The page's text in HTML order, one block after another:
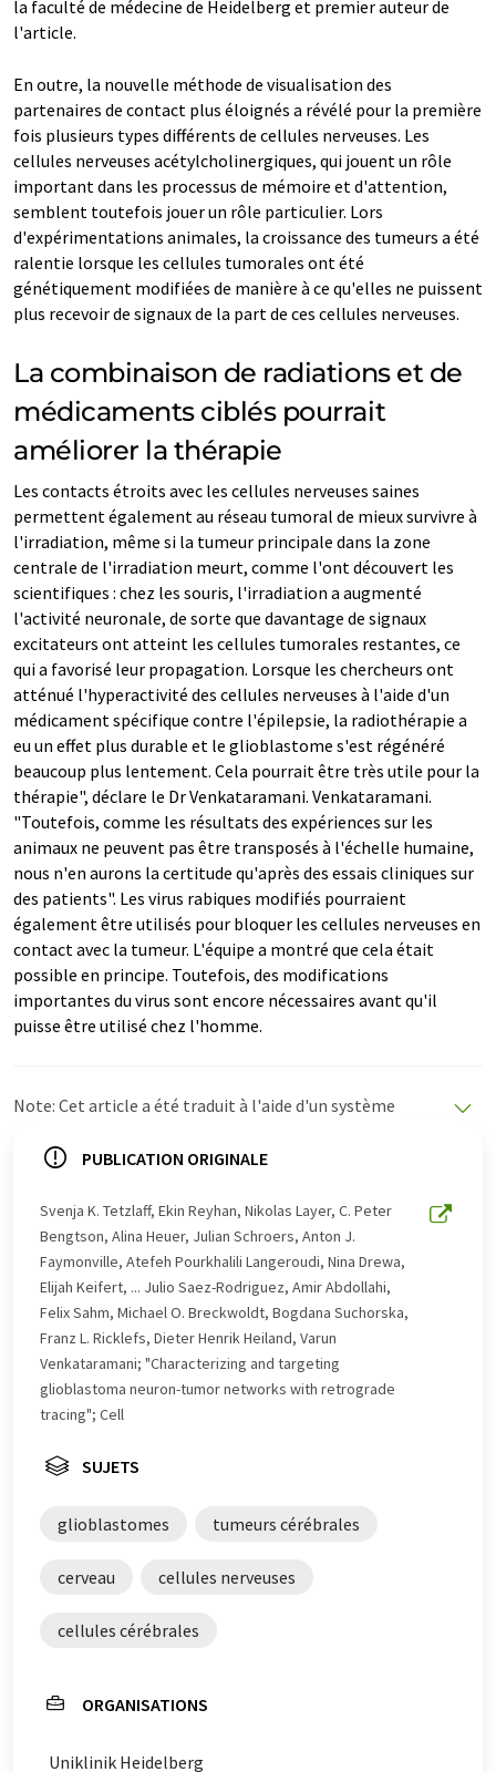
la faculté de médecine de Heidelberg et premier auteur de
l'article.
En outre, la nouvelle méthode de visualisation des
partenaires de contact plus éloignés a révélé pour la première
fois plusieurs types différents de cellules nerveuses. Les
cellules nerveuses acétylcholinergiques, qui jouent un rôle
important dans les processus de mémoire et d'attention,
semblent toutefois jouer un rôle particulier. Lors
d'expérimentations animales, la croissance des tumeurs a été
ralentie lorsque les cellules tumorales ont été
génétiquement modifiées de manière à ce qu'elles ne puissent
plus recevoir de signaux de la part de ces cellules nerveuses.
La combinaison de radiations et de
médicaments ciblés pourrait
améliorer la thérapie
Les contacts étroits avec les cellules nerveuses saines
permettent également au réseau tumoral de mieux survivre à
l'irradiation, même si la tumeur principale dans la zone
centrale de l'irradiation meurt, comme l'ont découvert les
scientifiques : chez les souris, l'irradiation a augmenté
l'activité neuronale, de sorte que davantage de signaux
excitateurs ont atteint les cellules tumorales restantes, ce
qui a favorisé leur propagation. Lorsque les chercheurs ont
atténué l'hyperactivité des cellules nerveuses à l'aide d'un
médicament spécifique contre l'épilepsie, la radiothérapie a
eu un effet plus durable et le glioblastome s'est régénéré
beaucoup plus lentement. Cela pourrait être très utile pour la
thérapie", déclare le Dr Venkataramani. Venkataramani.
"Toutefois, comme les résultats des expériences sur les
animaux ne peuvent pas être transposés à l'échelle humaine,
nous n'en aurons la certitude qu'après des essais cliniques sur
des patients". Les virus rabiques modifiés pourraient
également être utilisés pour bloquer les cellules nerveuses en
contact avec la tumeur. L'équipe a montré que cela était
possible en principe. Toutefois, des modifications
importantes du virus sont encore nécessaires avant qu'il
puisse être utilisé chez l'homme.
Note: Cet article a été traduit à l'aide d'un système
propose ces traductions automatiques pour présenter
été traduit avec traduction automatique, il est possible
qu'il contienne des erreurs de vocabulaire, de syntaxe ou
de grammaire. L'article original dans Anglais peut être
trouvéici.
PUBLICATION ORIGINALE
Svenja K. Tetzlaff, Ekin Reyhan, Nikolas Layer, C. Peter
Bengtson, Alina Heuer, Julian Schroers, Anton J.
Faymonville, Atefeh Pourkhalili Langeroudi, Nina Drewa,
Elijah Keifert, ... Julio Saez-Rodriguez, Amir Abdollahi,
Felix Sahm, Michael O. Breckwoldt, Bogdana Suchorska,
Franz L. Ricklefs, Dieter Henrik Heiland, Varun
Venkataramani; "Characterizing and targeting
glioblastoma neuron-tumor networks with retrograde
tracing"; Cell
SUJETS
glioblastomes tumeurs cérébrales
cerveau cellules nerveuses
cellules cérébrales
ORGANISATIONS
Uniklinik Heidelberg